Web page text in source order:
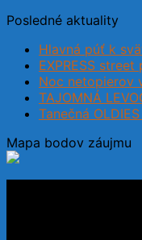
Posledné aktuality
Hlavná púť k
EXPRESS
Noc netopierov
TAJOMNÁ
Tanečná
Mapa bodov záujmu